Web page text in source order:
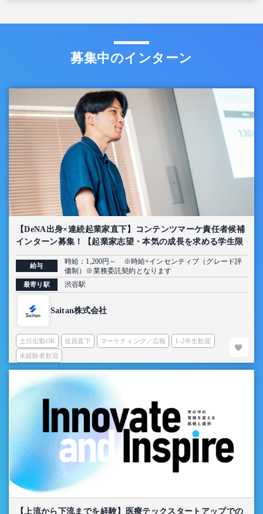
募集中のインターン
【DeNA出身×連続起業家直下】コンテンツマーケ責任者候補
インターン募集！【起業家志望・本気の成長を求める学生限
定】
給与
時給：1,200円～ ※時給+インセンティブ（グレード評
価制）※業務委託契約となります
最寄り駅 渋谷駅
Saitan株式会社
土日出勤OK 役員直下 マーケティング／広報 1-2年生歓迎
未経験者歓迎
【上流から下流までを経験】医療テックスタートアップでの